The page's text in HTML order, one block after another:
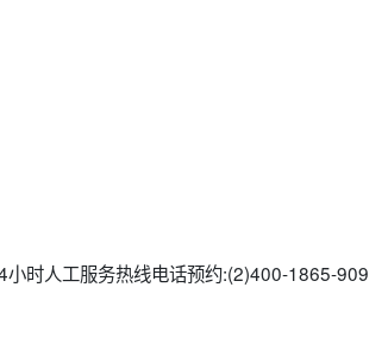
小时人工服务热线电话预约:(2)400-1865-909